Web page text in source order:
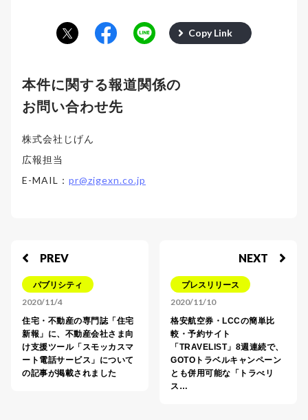
Copy Link
本件に関する報道関係の
お問い合わせ先
株式会社じげん
広報担当
E-MAIL： pr@zigexn.co.jp
PREV
パブリシティ
2020/11/4
住宅・不動産の専門誌「住宅
新報」に、不動産会社さま向
け支援ツール「スモッカスマ
ート電話サービス」について
の記事が掲載されました
NEXT
プレスリリース
2020/11/10
格安航空券・LCCの簡単比
較・予約サイト
「TRAVELIST」8週連続で、
GOTOトラベルキャンペーン
とも併用可能な「トラべリ
ス…